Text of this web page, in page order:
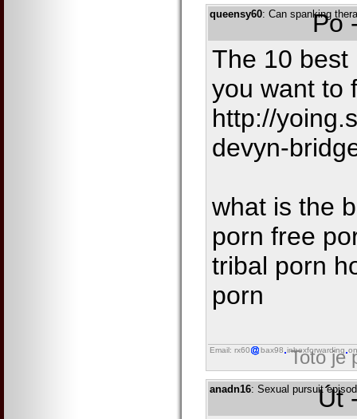
queensy60: Can spanking
Po
The 10 best
you want to
http://
devyn-
what is the
porn free
tribal porn
porn
Email: rx60 bax98 inboxforwarding
Toto je
anadn16: Sexual pursuitÚt